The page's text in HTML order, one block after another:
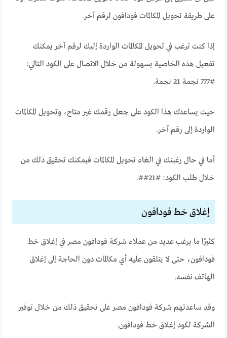
على طريقة تحويل المكالمات فودافون لرقم آخر.
إذا كنت ترغب في تحويل المكالمات الواردة إليك لرقم آخر يمكنك
تفعيل هذه الخاصية بسهولة من خلال الاتصال على الكود التالي:
#777 نجمة 21 نجمة.
حيث يساعدك هذا الكود على جعل رقمك غير متاح، وتحويل المكالمات
الواردة إلى رقم آخر.
أما في حال رغبتك في الغاء تحويل المكالمات فيمكنك تحقيق ذلك من
خلال طلب الكود: #21##.
إغلاق خط فودافون
كثيرًا ما يرغب عديد من عملاء شركة فودافون مصر في إغلاق خط
فودافون، حتى لا يتلقون عليه أي مكالمات دون الحاجة إلى إغلاق
الهاتف نفسه.
وقد ساعدتهم شركة فودافون مصر على تحقيق ذلك من خلال توفير
الشركة لكود إغلاق خط فودافون.